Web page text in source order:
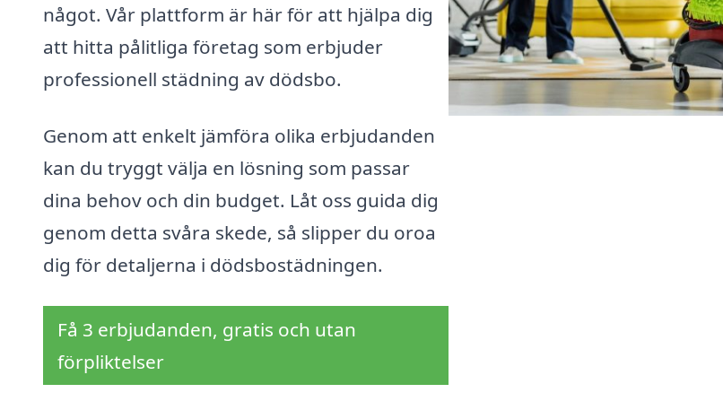
något. Vår plattform är här för att hjälpa dig
att hitta pålitliga företag som erbjuder
professionell städning av dödsbo.
Genom att enkelt jämföra olika erbjudanden
kan du tryggt välja en lösning som passar
dina behov och din budget. Låt oss guida dig
genom detta svåra skede, så slipper du oroa
dig för detaljerna i dödsbostädningen.
Få 3 erbjudanden, gratis och utan
förpliktelser